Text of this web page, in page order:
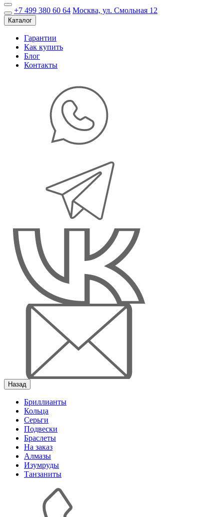
+7 499 380 60 64 Москва, ул. Смольная 12
Каталог
Гарантии
Как купить
Блог
Контакты
Назад
Бриллианты
Кольца
Серьги
Подвески
Браслеты
На заказ
Алмазы
Изумруды
Танзаниты